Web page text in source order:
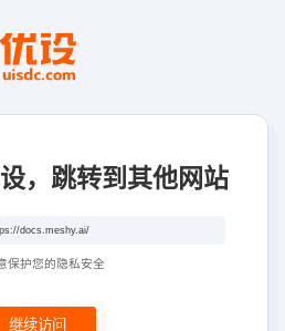
，跳转到其他网站
保护您的隐私安全
继续访问